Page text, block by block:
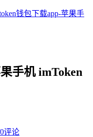
钱包下载app-苹果手
手机 imToken
0评论